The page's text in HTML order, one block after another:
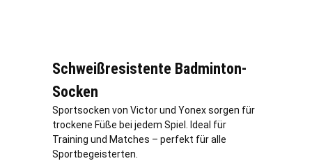
Schweißresistente Badminton-
Socken
Sportsocken von Victor und Yonex sorgen für
trockene Füße bei jedem Spiel. Ideal für
Training und Matches – perfekt für alle
Sportbegeisterten.